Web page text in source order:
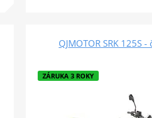
QJMOTOR SRK 125S -
ZÁRUKA 3 ROKY